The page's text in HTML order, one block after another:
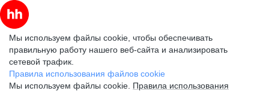
Мы используем файлы cookie, чтобы обеспечивать
правильную работу нашего веб-сайта и анализировать
сетевой трафик.
Правила использования файлов cookie
Мы используем файлы cookie. Правила использования